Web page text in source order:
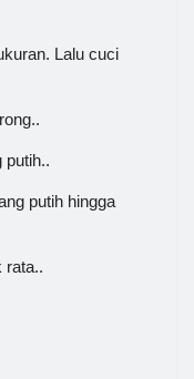
Lalu cuci
putih..
putih hingga
rata..